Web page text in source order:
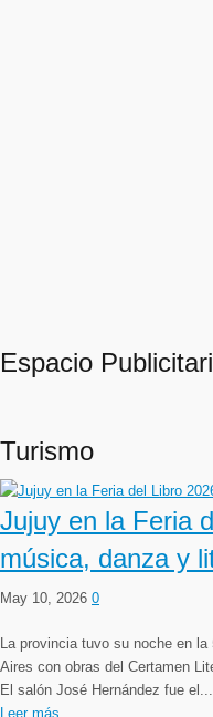
Espacio
Turismo
Jujuy en la Feria
música, danza y
May 10, 2026 0
La provincia tuvo su noche en
Aires con obras del Certamen
El salón José Hernández fue el...
Leer más